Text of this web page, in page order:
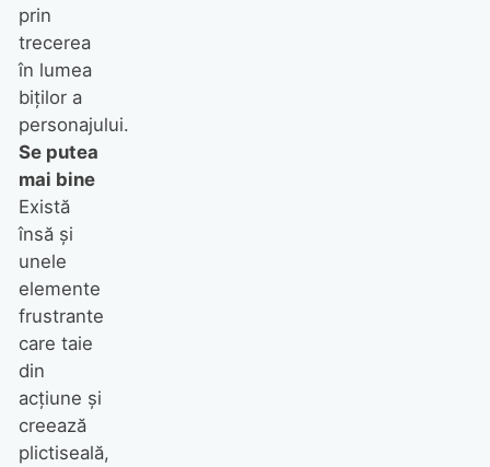
prin
trecerea
în lumea
biţilor a
personajului.
Se putea
mai bine
Există
însă şi
unele
elemente
frustrante
care taie
din
acţiune şi
creează
plictiseală,